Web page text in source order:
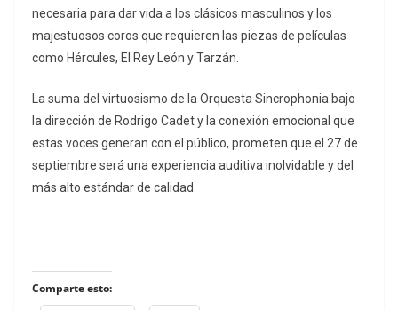
necesaria para dar vida a los clásicos masculinos y los
majestuosos coros que requieren las piezas de películas
como Hércules, El Rey León yTarzán
La suma del virtuosismo de la Orquesta Sincrophonia bajo
la dirección de Rodrigo Cadet y la conexión emocional que
estas voces generan con el público, prometen que el 27 de
septiembre será una experiencia auditiva inolvidable y del
más alto estándar de calidad.
Comparte esto: